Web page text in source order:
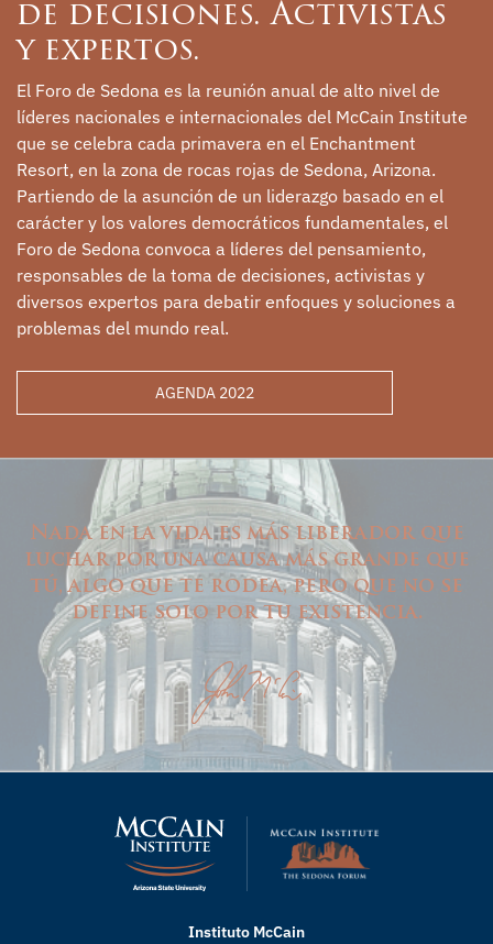
de decisiones. Activistas
y expertos.
El Foro de Sedona es la reunión anual de alto nivel de
líderes nacionales e internacionales del McCain Institute
que se celebra cada primavera en el Enchantment
Resort, en la zona de rocas rojas de Sedona, Arizona.
Partiendo de la asunción de un liderazgo basado en el
carácter y los valores democráticos fundamentales, el
Foro de Sedona convoca a líderes del pensamiento,
responsables de la toma de decisiones, activistas y
diversos expertos para debatir enfoques y soluciones a
problemas del mundo real.
AGENDA 2022
Nada en la vida es más liberador que
luchar por una causa más grande que
tú, algo que te rodea, pero que no se
define solo por tu existencia.
Instituto McCain